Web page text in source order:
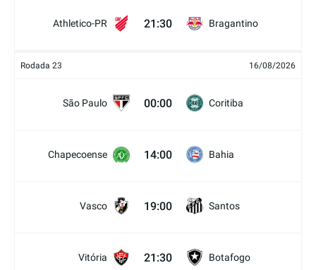
Athletico-PR 21:30 Bragantino
Rodada 23 16/08/2026
São Paulo 00:00 Coritiba
Chapecoense 14:00 Bahia
Vasco 19:00 Santos
Vitória 21:30 Botafogo